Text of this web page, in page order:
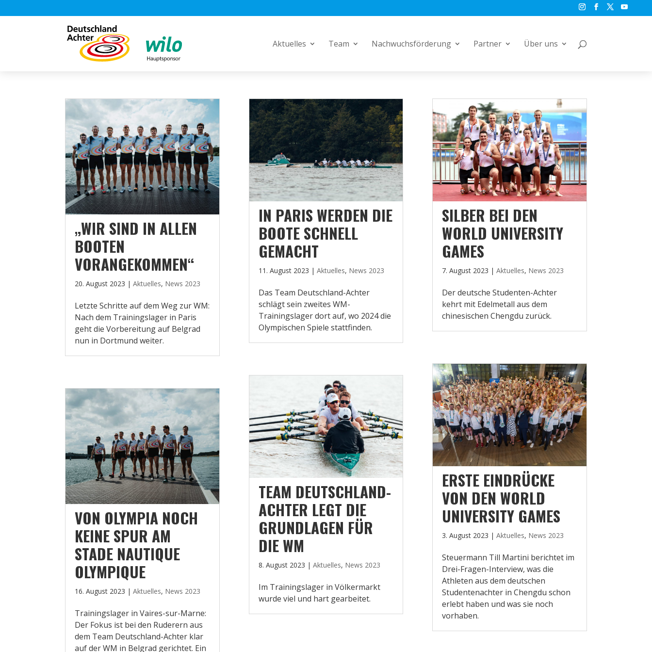
Aktuelles Team Nachwuchsförderung Partner Über uns
„WIR SIND IN ALLEN
BOOTEN
VORANGEKOMMEN“
20. August 2023 |Aktuelles, News 2023
Letzte Schritte auf dem Weg zur WM:
Nach dem Trainingslager in Paris
geht die Vorbereitung auf Belgrad
nun in Dortmund weiter.
VON OLYMPIA NOCH
KEINE SPUR AM
STADE NAUTIQUE
OLYMPIQUE
16. August 2023 |Aktuelles, News 2023
Trainingslager in Vaires-sur-Marne:
Der Fokus ist bei den Ruderern aus
dem Team Deutschland-Achter klar
auf der WM in Belgrad gerichtet. Ein
IN PARIS WERDEN DIE
BOOTE SCHNELL
GEMACHT
11. August 2023 | Aktuelles, News 2023
Das Team Deutschland-Achter
schlägt sein zweites WM-
Trainingslager dort auf, wo 2024 die
Olympischen Spiele stattfinden.
TEAM DEUTSCHLAND-
ACHTER LEGT DIE
GRUNDLAGEN FÜR
DIE WM
8. August 2023 | Aktuelles, News 2023
Im Trainingslager in Völkermarkt
wurde viel und hart gearbeitet.
SILBER BEI DEN
WORLD UNIVERSITY
GAMES
7. August 2023 |Aktuelles, News 2023
Der deutsche Studenten-Achter
kehrt mit Edelmetall aus dem
chinesischen Chengdu zurück.
ERSTE EINDRÜCKE
VON DEN WORLD
UNIVERSITY GAMES
3. August 2023 |Aktuelles, News 2023
Steuermann Till Martini berichtet im
Drei-Fragen-Interview, was die
Athleten aus dem deutschen
Studentenachter in Chengdu schon
erlebt haben und was sie noch
vorhaben.